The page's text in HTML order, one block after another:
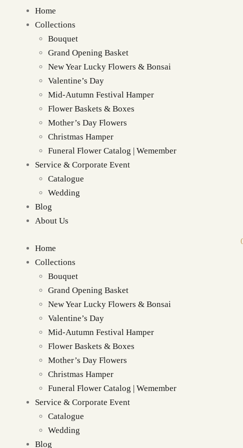
Home
Collections
Bouquet
Grand Opening Basket
New Year Lucky Flowers & Bonsai
Valentine’s Day
Mid-Autumn Festival Hamper
Flower Baskets & Boxes
Mother’s Day Flowers
Christmas Hamper
Funeral Flower Catalog | Wemember
Service & Corporate Event
Catalogue
Wedding
Blog
About Us
Home
Collections
Bouquet
Grand Opening Basket
New Year Lucky Flowers & Bonsai
Valentine’s Day
Mid-Autumn Festival Hamper
Flower Baskets & Boxes
Mother’s Day Flowers
Christmas Hamper
Funeral Flower Catalog | Wemember
Service & Corporate Event
Catalogue
Wedding
Blog